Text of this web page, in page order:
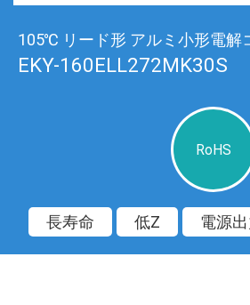
105℃ リード形 アルミ小形電解
EKY-160ELL272MK30S
RoHS
長寿命 低Z 電源